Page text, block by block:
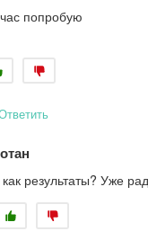
попробую
результаты? Уже